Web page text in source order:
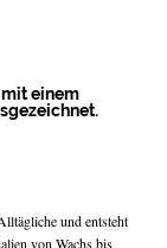
einem
und entsteht
von Wachs bis